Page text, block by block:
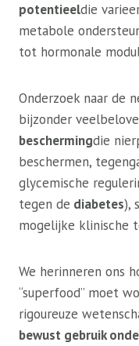
potentieeldie
metabole
tot hormonale
Onderzoek naar de
bijzonder
beschermingdie
beschermen,
glycemische
tegen de diabetes),
mogelijke klinische
We herinneren ons
“superfood” moet
rigoureuze
bewust gebruik